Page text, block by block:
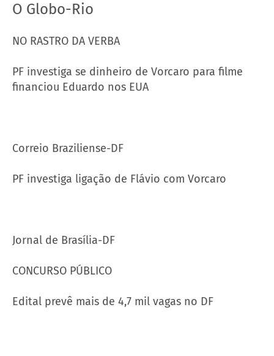
O Globo-Rio
NO RASTRO DA VERBA
PF investiga se dinheiro de Vorcaro para filme
financiou Eduardo nos EUA
Correio Braziliense-DF
PF investiga ligação de Flávio com Vorcaro
Jornal de Brasília-DF
CONCURSO PÚBLICO
Edital prevê mais de 4,7 mil vagas no DF